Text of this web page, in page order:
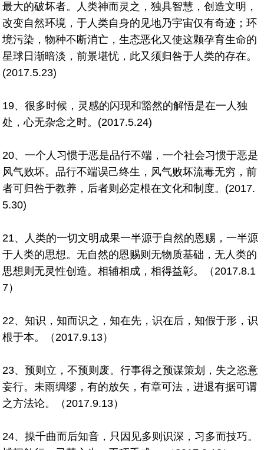
最大的破坏者。人类神而灵之，独具智慧，创造文明，
改变自然环境，于人类自身的见地乃宇宙仅有奇迹；环
境污染，物种不断消亡，生态恶化又使这颗孕育生命的
星球日渐暗淡，前景堪忧，此又须归咎于人类的存在。
(2017.5.23)
19、很多时候，灵感的闪现和豁然的解悟是在一人独
处，心无杂念之时。(2017.5.24)
20、一个人习惯于恶是品行不端，一个社会习惯于恶是
风气败坏。品行不端误己终生，风气败坏流毒无穷，前
者可归咎于教养，后者则必定根在文化和制度。(2017.
5.30)
21、人类的一切文明成果一半源于自然的恩赐，一半源
于人类的思想。无自然的恩赐则无物质基础，无人类的
思想则无灵性创造。相辅相成，相得益彰。（2017.8.1
7）
22、知识，知而识之，知在先，识在后，知假于形，识
根于本。（2017.9.13）
23、预则立，不预则废。行事得之预谋策划，失之恣意
妄行。未雨绸缪，有的放矢，有章可法，进退有据可谓
之方法论。（2017.9.13）
24、操千曲而后知音，只因见多则识深，习多而技巧。